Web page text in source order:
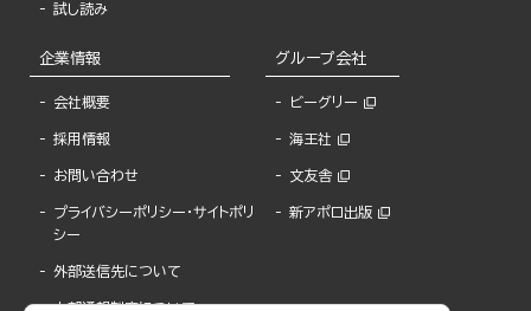
試し読み
企業情報
会社概要
採用情報
お問い合わせ
プライバシーポリシー・サイトポリ
シー
外部送信先について
内部通報制度について
グループ会社
ビーグリー
海王社
文友舎
新アポロ出版